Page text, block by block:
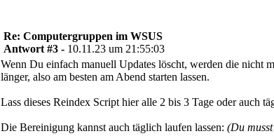
Re: Computergruppen im WSUS
Antwort #3 - 10.11.23 um 21:55:03
Wenn Du einfach manuell Updates löscht, werden die nicht
länger, also am besten am Abend starten lassen.
Lass dieses Reindex Script hier alle 2 bis 3 Tage oder auch
Die Bereinigung kannst auch täglich laufen lassen: (Du